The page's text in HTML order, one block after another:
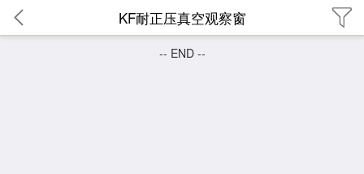
KF耐正压真空观察窗
-- END --